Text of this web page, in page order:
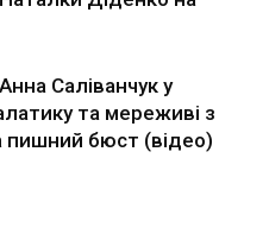
Саліванчук у
та мереживі з
пишний бюст (відео)